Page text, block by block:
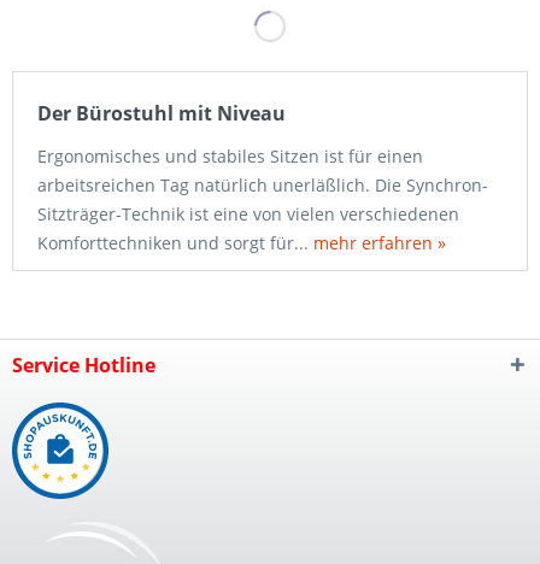
Der Bürostuhl mit Niveau
Ergonomisches und stabiles Sitzen ist für einen
arbeitsreichen Tag natürlich unerläßlich. Die Synchron-
Sitzträger-Technik ist eine von vielen verschiedenen
Komforttechniken und sorgt für... mehr erfahren »
Service Hotline